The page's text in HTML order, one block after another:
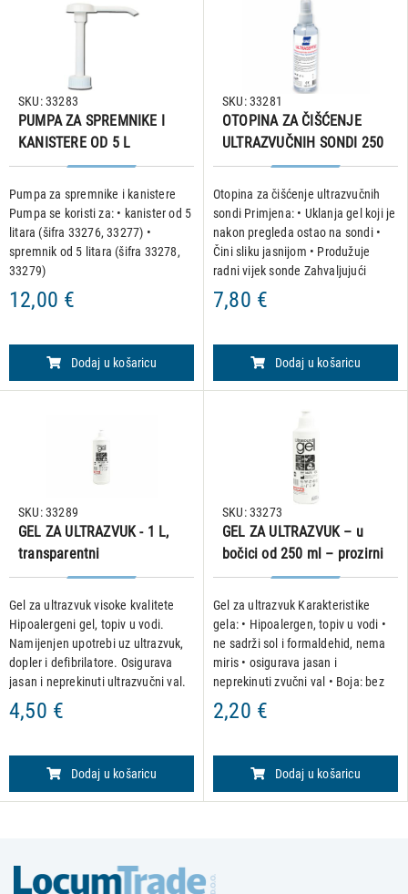
PUMPA ZA SPREMNIKE I
KANISTERE OD 5 L
Pumpa za spremnike i kanistere
Pumpa se koristi za: • kanister od 5
litara (šifra 33276, 33277) •
spremnik od 5 litara (šifra 33278,
33279)
SKU: 33283
12,00 €
Dodaj u košaricu
OTOPINA ZA ČIŠĆENJE
ULTRAZVUČNIH SONDI 250
ml
Otopina za čišćenje ultrazvučnih
sondi Primjena: • Uklanja gel koji je
nakon pregleda ostao na sondi •
Čini sliku jasnijom • Produžuje
radni vijek sonde Zahvaljujući
aktivnim tvarima u sastavu otopine
sprječava prelazak bakterija s
SKU: 33281
7,80 €
Dodaj u košaricu
GEL ZA ULTRAZVUK - 1 L,
transparentni
Gel za ultrazvuk visoke kvalitete
Hipoalergeni gel, topiv u vodi.
Namijenjen upotrebi uz ultrazvuk,
dopler i defibrilatore. Osigurava
jasan i neprekinuti ultrazvučni val.
Ne sadrži sol, formaldehid i nema
miris. Značajke: Količina: 1 litra B
SKU: 33289
4,50 €
Dodaj u košaricu
GEL ZA ULTRAZVUK – u
bočici od 250 ml – prozirni
Gel za ultrazvuk Karakteristike
gela: • Hipoalergen, topiv u vodi •
ne sadrži sol i formaldehid, nema
miris • osigurava jasan i
neprekinuti zvučni val • Boja: bez
boje, prozirni • Volumen: 250 ml
Primjena: Namijenjen upotrebi uz •
SKU: 33273
2,20 €
Dodaj u košaricu